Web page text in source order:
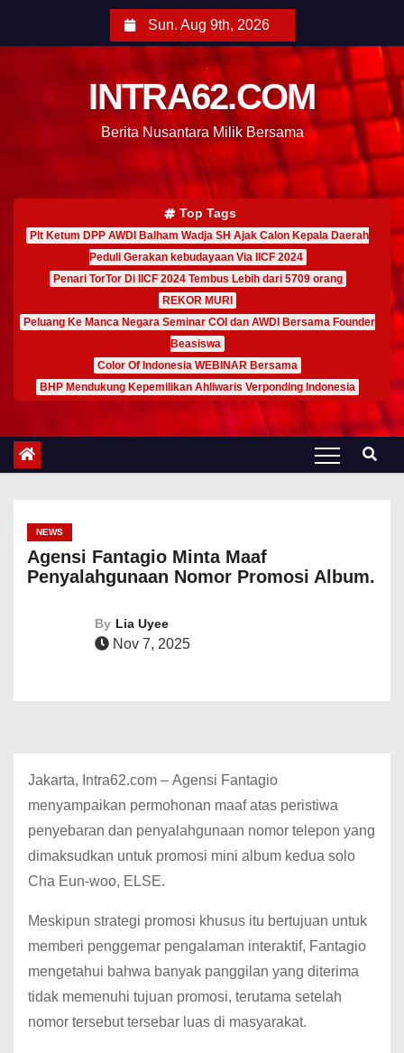
Sun. Aug 9th, 2026
INTRA62.COM
Berita Nusantara Milik Bersama
Top Tags
Plt Ketum DPP AWDI Balham Wadja SH Ajak Calon Kepala Daerah
Peduli Gerakan kebudayaan Via IICF 2024
Penari TorTor Di IICF 2024 Tembus Lebih dari 5709 orang
REKOR MURI
Peluang Ke Manca Negara Seminar COI dan AWDI Bersama Founder
Beasiswa
Color Of Indonesia WEBINAR Bersama
BHP Mendukung Kepemilikan Ahliwaris Verponding Indonesia
NEWS
Agensi Fantagio Minta Maaf
Penyalahgunaan Nomor Promosi Album.
By Lia Uyee
Nov 7, 2025
Jakarta, Intra62.com – Agensi Fantagio
menyampaikan permohonan maaf atas peristiwa
penyebaran dan penyalahgunaan nomor telepon yang
dimaksudkan untuk promosi mini album kedua solo
Cha Eun-woo, ELSE.
Meskipun strategi promosi khusus itu bertujuan untuk
memberi penggemar pengalaman interaktif, Fantagio
mengetahui bahwa banyak panggilan yang diterima
tidak memenuhi tujuan promosi, terutama setelah
nomor tersebut tersebar luas di masyarakat.